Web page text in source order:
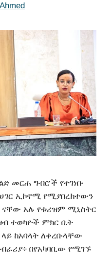
መርሐ ግብሮች የተገነቡ
ኢኮኖሚ የሚያበረክተውን
ናቸው አሉ የቱሪዝም ሚኒስትር
ተወካዮች ምክር ቤት
ከአባላት ለቀረቡላቸው
በየአካባቢው የሚገኙ